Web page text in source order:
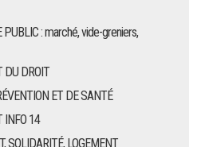
: marché, vide-greniers,
DU DROIT
ET DE SANTÉ
INFO 14
SOLIDARITÉ, LOGEMENT